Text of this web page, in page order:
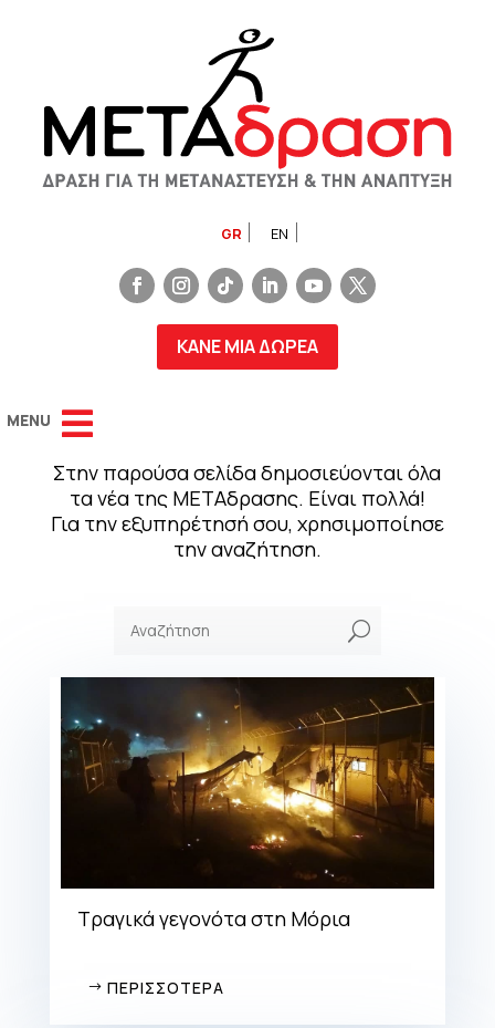
GR EN
ΚΑΝΕ ΜΙΑ ΔΩΡΕΑ
Στην παρούσα σελίδα δημοσιεύονται όλα
τα νέα της ΜΕΤΑδρασης. Είναι πολλά!
Για την εξυπηρέτησή σου, χρησιμοποίησε
την αναζήτηση.
U
Τραγικά γεγονότα στη Μόρια
ΠΕΡΙΣΣΟΤΕΡΑ